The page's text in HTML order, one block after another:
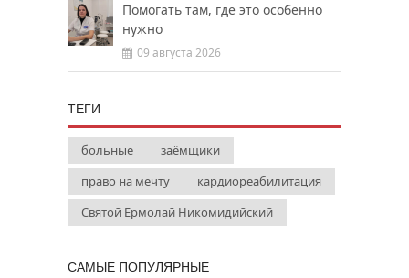
Помогать там, где это особенно
нужно
09 августа 2026
ТЕГИ
больные
заёмщики
право на мечту
кардиореабилитация
Святой Ермолай Никомидийский
САМЫЕ ПОПУЛЯРНЫЕ